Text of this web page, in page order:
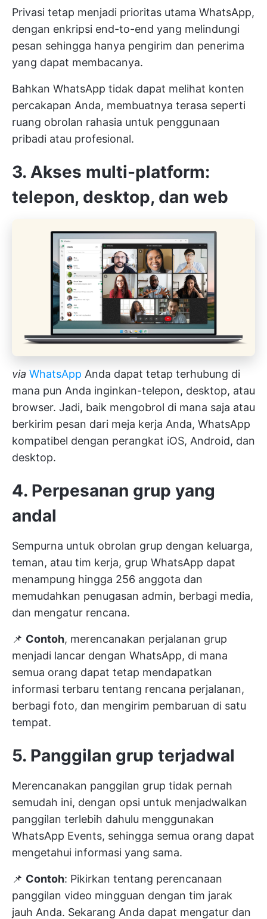
Privasi tetap menjadi prioritas utama WhatsApp,
dengan enkripsi end-to-end yang melindungi
pesan sehingga hanya pengirim dan penerima
yang dapat membacanya.
Bahkan WhatsApp tidak dapat melihat konten
percakapan Anda, membuatnya terasa seperti
ruang obrolan rahasia untuk penggunaan
pribadi atau profesional.
3. Akses multi-platform:
telepon, desktop, dan web
via WhatsApp Anda dapat tetap terhubung di
mana pun Anda inginkan-telepon, desktop, atau
browser. Jadi, baik mengobrol di mana saja atau
berkirim pesan dari meja kerja Anda, WhatsApp
kompatibel dengan perangkat iOS, Android, dan
desktop.
4. Perpesanan grup yang
andal
Sempurna untuk obrolan grup dengan keluarga,
teman, atau tim kerja, grup WhatsApp dapat
menampung hingga 256 anggota dan
memudahkan penugasan admin, berbagi media,
dan mengatur rencana.
📌 Contoh, merencanakan perjalanan grup
menjadi lancar dengan WhatsApp, di mana
semua orang dapat tetap mendapatkan
informasi terbaru tentang rencana perjalanan,
berbagi foto, dan mengirim pembaruan di satu
tempat.
5. Panggilan grup terjadwal
Merencanakan panggilan grup tidak pernah
semudah ini, dengan opsi untuk menjadwalkan
panggilan terlebih dahulu menggunakan
WhatsApp Events, sehingga semua orang dapat
mengetahui informasi yang sama.
📌 Contoh: Pikirkan tentang perencanaan
panggilan video mingguan dengan tim jarak
jauh Anda. Sekarang Anda dapat mengatur dan